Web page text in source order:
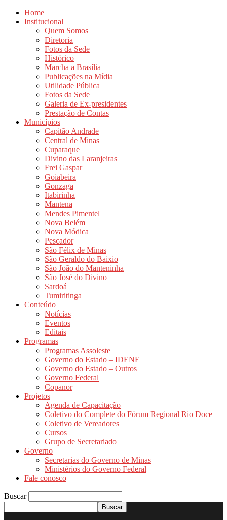
Home
Institucional
Quem Somos
Diretoria
Fotos da Sede
Histórico
Marcha a Brasília
Publicações na Mídia
Utilidade Pública
Fotos da Sede
Galeria de Ex-presidentes
Prestação de Contas
Municípios
Capitão Andrade
Central de Minas
Cuparaque
Divino das Laranjeiras
Frei Gaspar
Goiabeira
Gonzaga
Itabirinha
Mantena
Mendes Pimentel
Nova Belém
Nova Módica
Pescador
São Félix de Minas
São Geraldo do Baixio
São João do Manteninha
São José do Divino
Sardoá
Tumiritinga
Conteúdo
Notícias
Eventos
Editais
Programas
Programas Assoleste
Governo do Estado – IDENE
Governo do Estado – Outros
Governo Federal
Copanor
Projetos
Agenda de Capacitação
Coletivo do Complete do Fórum Regional Rio Doce
Coletivo de Vereadores
Cursos
Grupo de Secretariado
Governo
Secretarias do Governo de Minas
Ministérios do Governo Federal
Fale conosco
Buscar